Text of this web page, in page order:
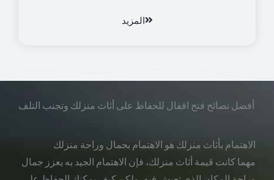
المزيد
أفضل نصائح فتح اقفال للحفاظ على أثاث منزلك وتجنب التلف
الاهتمام بأثاث منزلك هو الاهتمام بجمال وراحة منزلك
مهما كانت قيمة أثاث منزلك، فإن الاهتمام الجيد به يعزز جمال